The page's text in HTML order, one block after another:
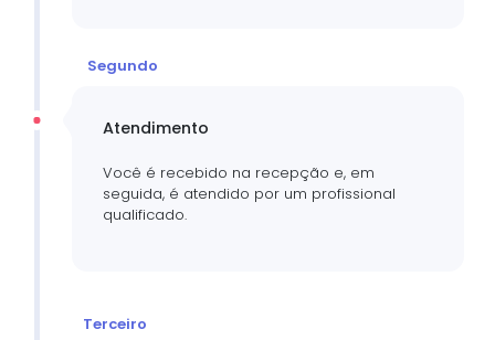
Segundo
Atendimento
Você é recebido na recepção e, em
seguida, é atendido por um profissional
qualificado.
Terceiro